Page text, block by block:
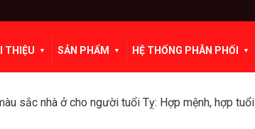
THIỆU SẢN PHẨM HỆ THỐNG PHÂN PHỐI
sắc nhà ở cho người tuổi Tỵ: Hợp mệnh, hợp tuổi